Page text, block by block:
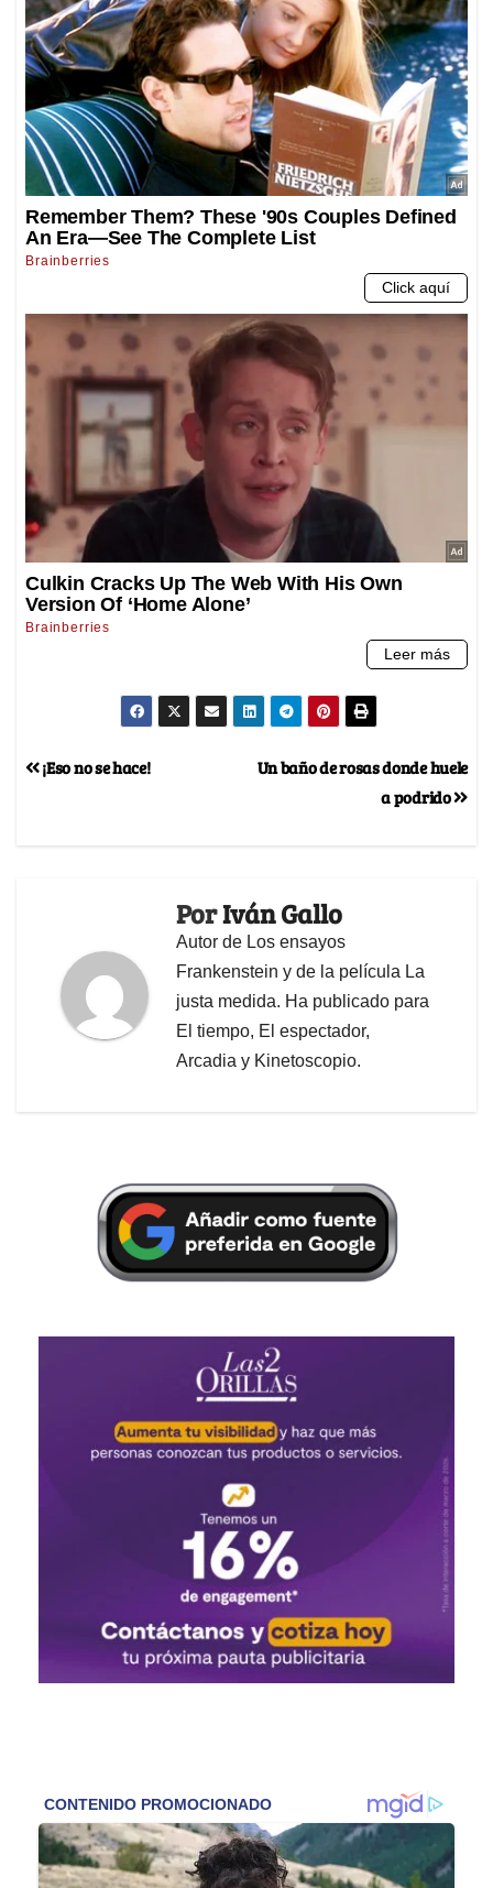
Un baño de rosas donde huele
a podrido
¡Eso no se hace!
PorIván Gallo
Autor de Los ensayos
Frankenstein y de la película La
justa medida. Ha publicado para
El tiempo, El espectador,
Arcadia y Kinetoscopio.